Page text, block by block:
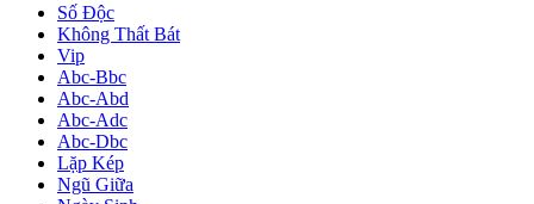
Số Độc
Không Thất Bát
Vip
Abc-Bbc
Abc-Abd
Abc-Adc
Abc-Dbc
Lặp Kép
Ngũ Giữa